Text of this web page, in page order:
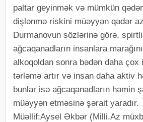
paltar geyinmək və mümkün
dişlənmə riskini müəyyən qədər
Durmanovun sözlərinə görə,
ağcaqanadların insanlara
alkoqoldan sonra bədən daha çox
tərləmə artır və insan daha aktiv
bunlar isə ağcaqanadların həmin
müəyyən etməsinə şərait yaradır.
Müəllif:Aysel Əkbər (Milli.Az